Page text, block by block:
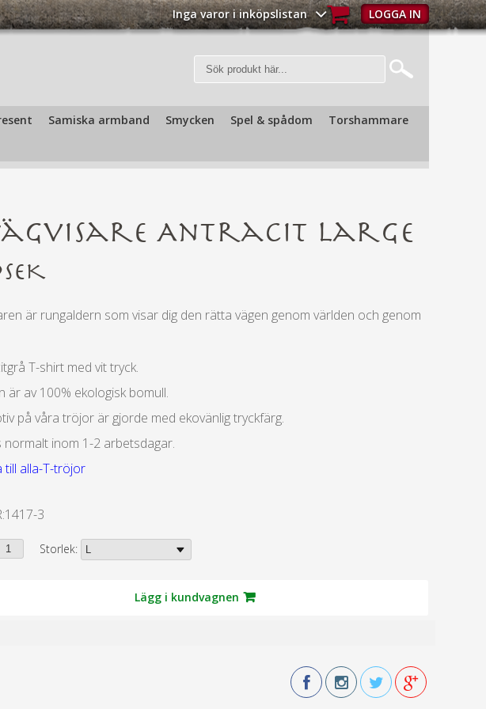
LOGGA IN
Inga varor i inköpslistan
Samiska armband Smycken Spel & spådom
Torshammare
Antracit Large
SEK
är rungaldern som visar dig den rätta vägen genom världen och genom
T-shirt med vit tryck.
är av 100% ekologisk bomull.
på våra tröjor är gjorde med ekovänlig tryckfärg.
normalt inom 1-2 arbetsdagar.
till alla-T-tröjor
1417-3
Storlek:
Lägg i kundvagnen